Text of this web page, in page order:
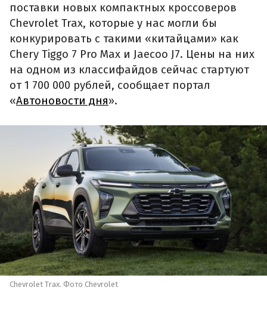
поставки новых компактных кроссоверов
Chevrolet Trax, которые у нас могли бы
конкурировать с такими «китайцами» как
Chery Tiggo 7 Pro Max и Jaecoo J7. Цены на них
на одном из классифайдов сейчас стартуют
от 1 700 000 рублей, сообщает портал
«Автоновости дня».
Chevrolet Trax. Фото Chevrolet